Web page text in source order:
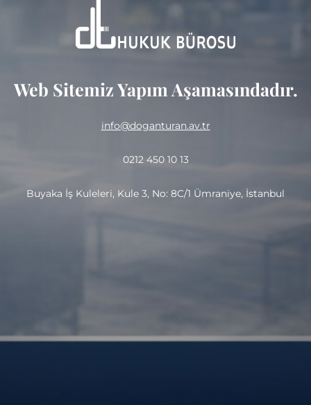
Web Sitemiz Yapım Aşamasındadır.
info@doganturan.av.tr
0212 450 10 13
Buyaka İş Kuleleri, Kule 3, No: 8C/1 Ümraniye, İstanbul